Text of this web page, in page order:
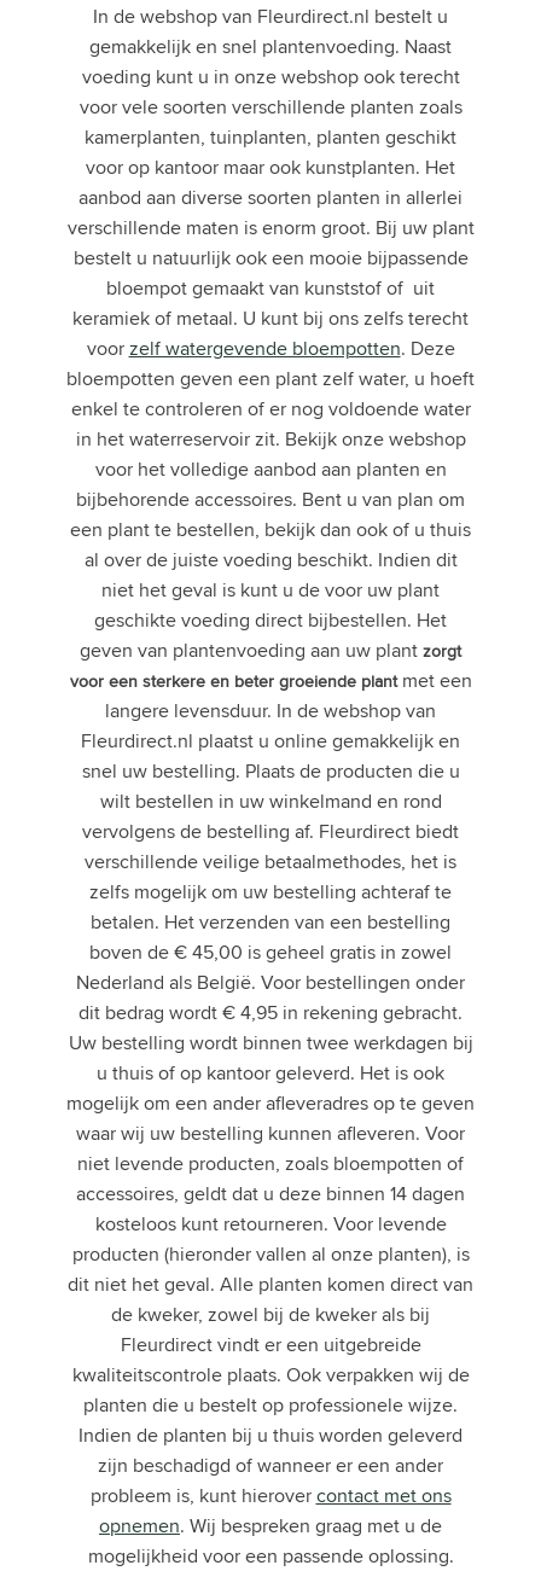
In de webshop van Fleurdirect.nl bestelt u
gemakkelijk en snel plantenvoeding. Naast
voeding kunt u in onze webshop ook terecht
voor vele soorten verschillende planten zoals
kamerplanten, tuinplanten, planten geschikt
voor op kantoor maar ook kunstplanten. Het
aanbod aan diverse soorten planten in allerlei
verschillende maten is enorm groot. Bij uw plant
bestelt u natuurlijk ook een mooie bijpassende
bloempot gemaakt van kunststof of uit
keramiek of metaal. U kunt bij ons zelfs terecht
voorzelf watergevende bloempotten. Deze
bloempotten geven een plant zelf water, u hoeft
enkel te controleren of er nog voldoende water
in het waterreservoir zit. Bekijk onze webshop
voor het volledige aanbod aan planten en
bijbehorende accessoires. Bent u van plan om
een plant te bestellen, bekijk dan ook of u thuis
al over de juiste voeding beschikt. Indien dit
niet het geval is kunt u de voor uw plant
geschikte voeding direct bijbestellen. Het
geven van plantenvoeding aan uw plant zorgt
voor een sterkere en beter groeiende plant met een
langere levensduur. In de webshop van
Fleurdirect.nl plaatst u online gemakkelijk en
snel uw bestelling. Plaats de producten die u
wilt bestellen in uw winkelmand en rond
vervolgens de bestelling af. Fleurdirect biedt
verschillende veilige betaalmethodes, het is
zelfs mogelijk om uw bestelling achteraf te
betalen. Het verzenden van een bestelling
boven de € 45,00 is geheel gratis in zowel
Nederland als België. Voor bestellingen onder
dit bedrag wordt € 4,95 in rekening gebracht.
Uw bestelling wordt binnen twee werkdagen bij
u thuis of op kantoor geleverd. Het is ook
mogelijk om een ander afleveradres op te geven
waar wij uw bestelling kunnen afleveren. Voor
niet levende producten, zoals bloempotten of
accessoires, geldt dat u deze binnen 14 dagen
kosteloos kunt retourneren. Voor levende
producten (hieronder vallen al onze planten), is
dit niet het geval. Alle planten komen direct van
de kweker, zowel bij de kweker als bij
Fleurdirect vindt er een uitgebreide
kwaliteitscontrole plaats. Ook verpakken wij de
planten die u bestelt op professionele wijze.
Indien de planten bij u thuis worden geleverd
zijn beschadigd of wanneer er een ander
probleem is, kunt hierovercontact met ons
opnemen. Wij bespreken graag met u de
mogelijkheid voor een passende oplossing.